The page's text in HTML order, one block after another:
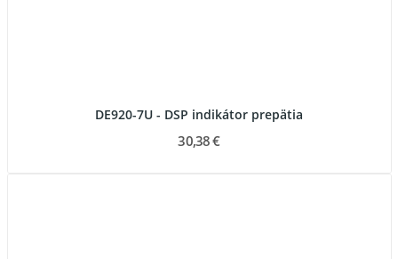
DE920-7U - DSP indikátor prepätia
30,38 €